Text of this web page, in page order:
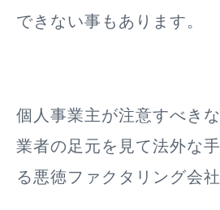
できない事もあります。
個人事業主が注意すべき
業者の足元を見て法外な
る悪徳ファクタリング会